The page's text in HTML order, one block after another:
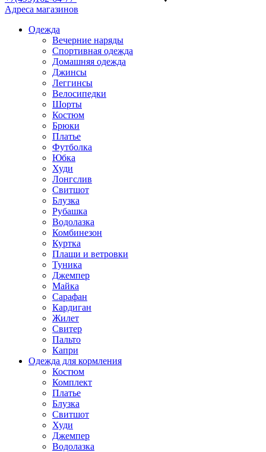
Адреса магазинов
Одежда
Вечерние наряды
Спортивная одежда
Домашняя одежда
Джинсы
Леггинсы
Велосипедки
Шорты
Костюм
Брюки
Платье
Футболка
Юбка
Худи
Лонгслив
Свитшот
Блузка
Рубашка
Водолазка
Комбинезон
Куртка
Плащи и ветровки
Туника
Джемпер
Майка
Сарафан
Кардиган
Жилет
Свитер
Пальто
Капри
Одежда для кормления
Костюм
Комплект
Платье
Блузка
Свитшот
Худи
Джемпер
Водолазка